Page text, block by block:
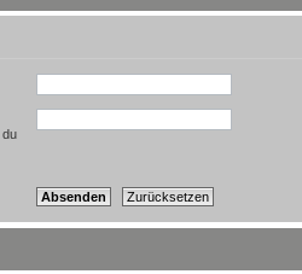
du